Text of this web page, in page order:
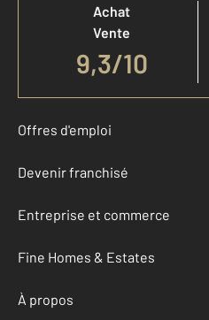
Achat
Vente
9,3/10
Offres d'emploi
Devenir franchisé
Entreprise et commerce
Fine Homes & Estates
À propos